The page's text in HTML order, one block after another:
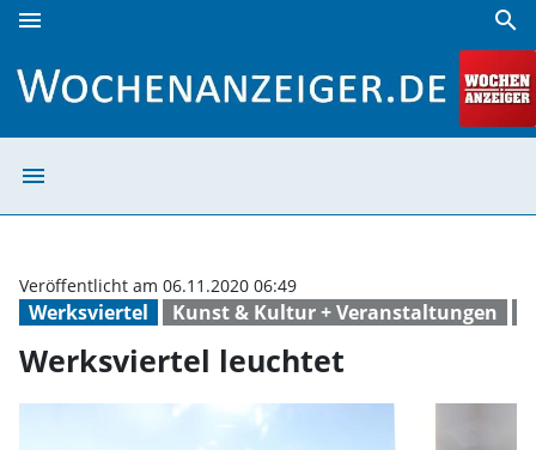
menu search
menu
Werksviertel Kunst & Kultur + Veranstaltungen
Veröffentlicht am 06.11.2020 06:49
Werksviertel leuchtet